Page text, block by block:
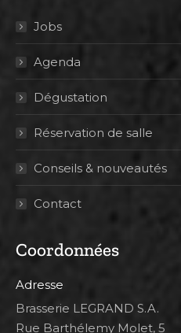
Jobs
Agenda
Dégustation
Réservation de salle
Conseils & nouveautés
Contact
Coordonnées
Adresse
Brasserie LEGRAND S.A.
Rue Barthélemy Molet, 5